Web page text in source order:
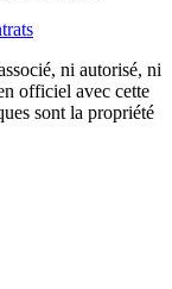
ni autorisé, ni
officiel avec cette
sont la propriété